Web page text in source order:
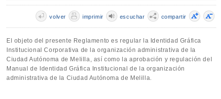
compartir
escuchar
imprimir
volver
El objeto del presente Reglamento es regular la Identidad Gráfica
Institucional Corporativa de la organización administrativa de la
Ciudad Autónoma de Melilla, así como la aprobación y regulación del
Manual de Identidad Gráfica Institucional de la organización
administrativa de la Ciudad Autónoma de Melilla.